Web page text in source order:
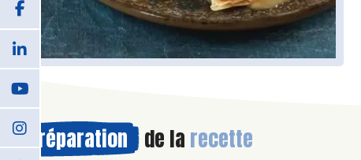
Préparation de la recette